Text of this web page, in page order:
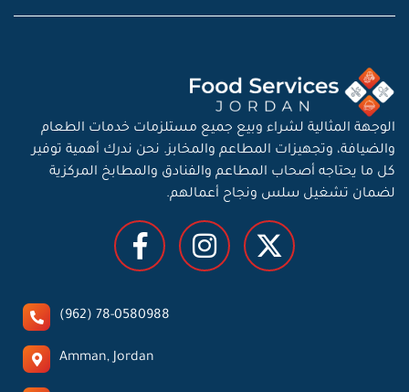
الوجهة المثالية لشراء وبيع جميع مستلزمات خدمات الطعام
والضيافة، وتجهيزات المطاعم والمخابز. نحن ندرك أهمية توفير
كل ما يحتاجه أصحاب المطاعم والفنادق والمطابخ المركزية
لضمان تشغيل سلس ونجاح أعمالهم.
78-0580988 (962)
Amman, Jordan